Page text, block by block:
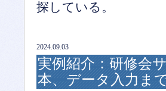
探してい
2024.09.03
実例紹介：研修会
本、データ入力ま